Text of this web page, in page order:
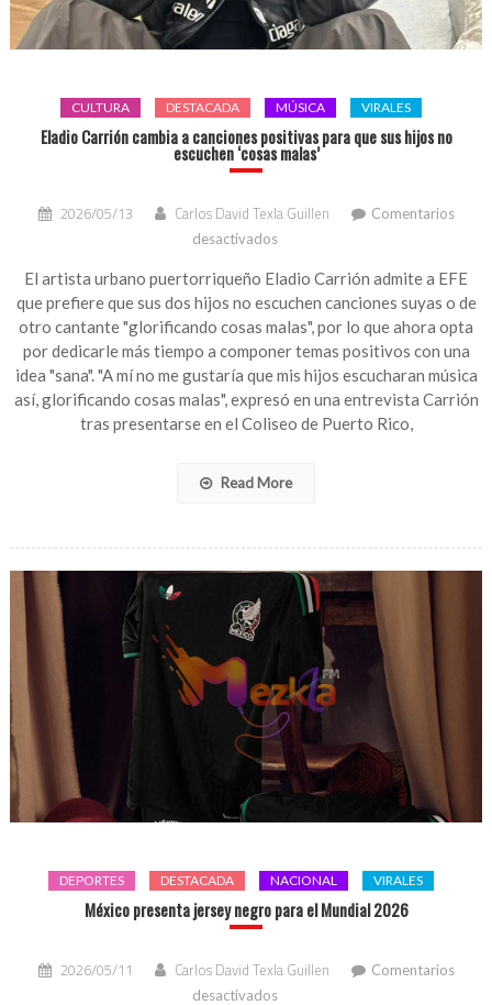
CULTURA DESTACADA MÚSICA VIRALES
Eladio Carrión cambia a canciones positivas para que sus hijos no
escuchen ‘cosas malas’
2026/05/13 Carlos David Texla Guillen
Comentarios
desactivados
Carrión
cambia
canciones
positivas
para
que
sus
escuchen
El artista urbano puertorriqueño Eladio Carrión admite a EFE
que prefiere que sus dos hijos no escuchen canciones suyas o de
otro cantante "glorificando cosas malas", por lo que ahora opta
por dedicarle más tiempo a componer temas positivos con una
idea "sana". "A mí no me gustaría que mis hijos escucharan música
así, glorificando cosas malas", expresó en una entrevista Carrión
tras presentarse en el Coliseo de Puerto Rico,
Read More
DEPORTES DESTACADA NACIONAL VIRALES
México presenta jersey negro para el Mundial 2026
2026/05/11 Carlos David Texla Guillen
Comentarios
desactivados